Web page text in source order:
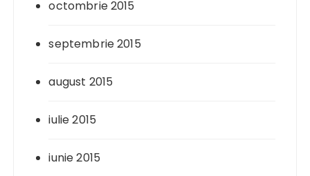
octombrie 2015
septembrie 2015
august 2015
iulie 2015
iunie 2015